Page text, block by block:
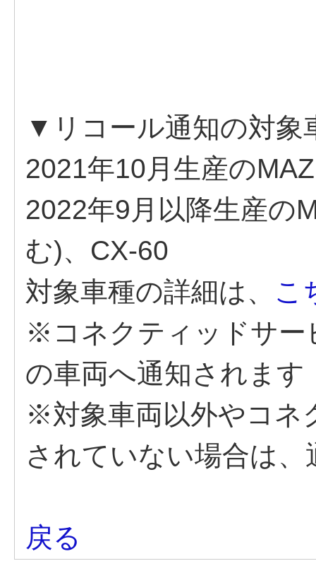
▼リコール通知の対象
2021年10月生産の
2022年9月以降生産の
む)、CX-60
対象車種の詳細は、 こ
※コネクティッドサー
の車両へ通知されま
※対象車両以外やコネ
されていない場合は
戻る